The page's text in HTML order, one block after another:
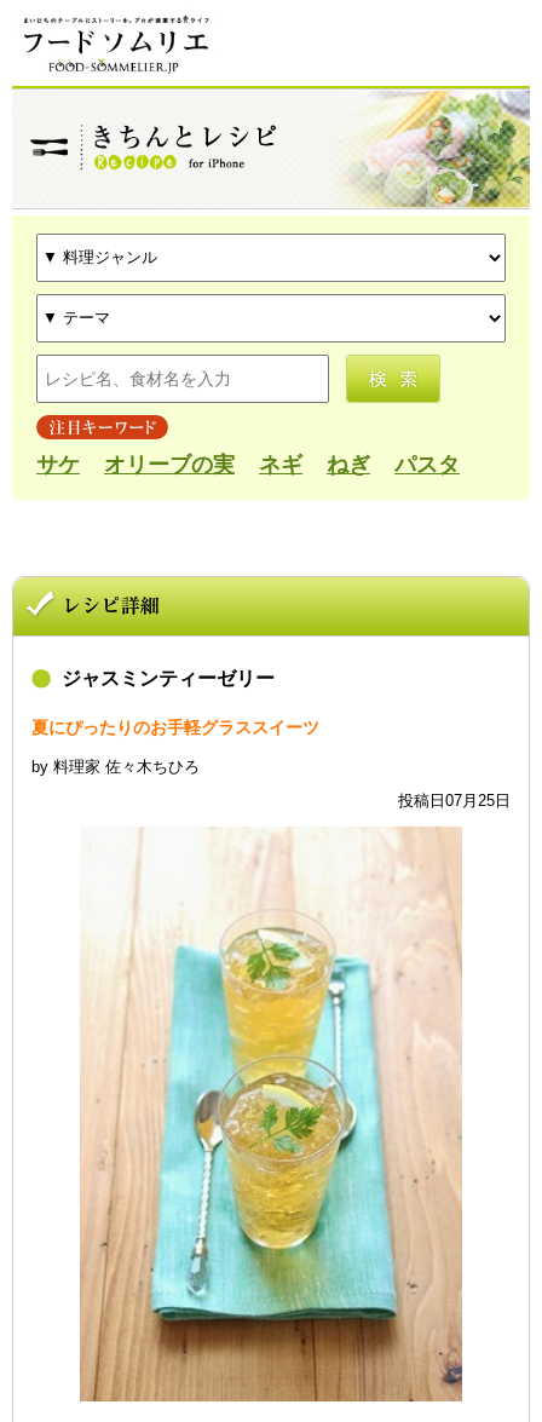
サケ オリーブの実 ネギ ねぎ パスタ
ジャスミンティーゼリー
夏にぴったりのお手軽グラススイーツ
by 料理家 佐々木ちひろ
投稿日07月25日